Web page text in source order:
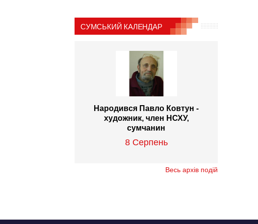
СУМСЬКИЙ КАЛЕНДАР
Народився Павло Ковтун -
художник, член НСХУ,
сумчанин
8 Серпень
Весь архів подій